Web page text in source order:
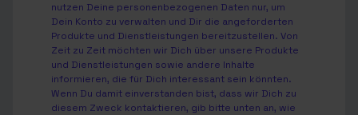
nutzen Deine personenbezogenen Daten nur, um
Dein Konto zu verwalten und Dir die angeforderten
Produkte und Dienstleistungen bereitzustellen. Von
Zeit zu Zeit möchten wir Dich über unsere Produkte
und Dienstleistungen sowie andere Inhalte
informieren, die für Dich interessant sein könnten.
Wenn Du damit einverstanden bist, dass wir Dich zu
diesem Zweck kontaktieren, gib bitte unten an, wie